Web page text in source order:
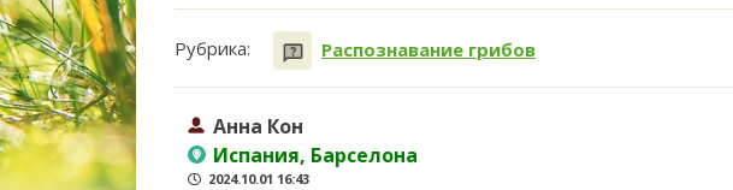
Рубрика: Распознавание грибов
Анна Кон
Испания, Барселона
2024.10.01 16:43